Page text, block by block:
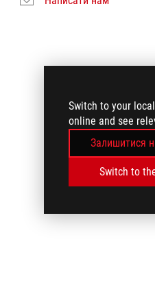
Switch to your
online and see
Залишитися
Switch to